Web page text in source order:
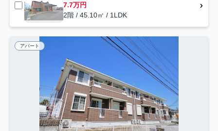
7.7万円
2階 / 45.10㎡ / 1LDK
アパート